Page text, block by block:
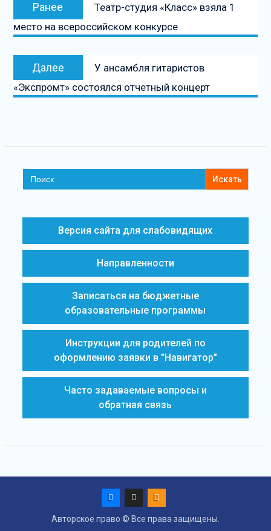
Ранее
Театр-студия «Класс» взяла 1
место на всероссийском конкурсе
Далее
У ансамбля гитаристов
«Экспромт» состоялся отчетный концерт
Search
for:
Версия сайта для слабовидящих
Направленности
Записаться на бюджетные
образовательные программы
Инструкции для родителей по
оформлению заявки в "Навигатор"
Часто задаваемые вопросы и
обратная связь
Авторское право © Все права защищены.